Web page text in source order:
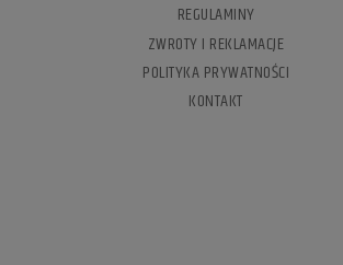
REGULAMINY
ZWROTY I REKLAMACJE
POLITYKA PRYWATNOŚCI
KONTAKT